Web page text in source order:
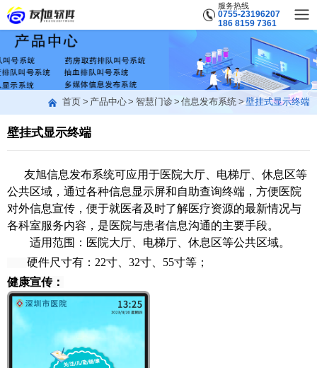
服务热线
0755-23196207
186 8159 7361
首页 产品中心 智慧门诊 信息发布系统 壁挂式显示终端
壁挂式显示终端
友旭信息发布系统可应用于医院大厅、电梯厅、休息区等
公共区域，通过各种信息显示屏和自助查询终端，方便医院
对外信息宣传，便于就医者及时了解医疗资源的最新情况与
各科室服务内容，是医院与患者信息沟通的主要手段。
适用范围：医院大厅、电梯厅、休息区等公共区域。
硬件尺寸有：22寸、32寸、55寸等；
健康宣传：